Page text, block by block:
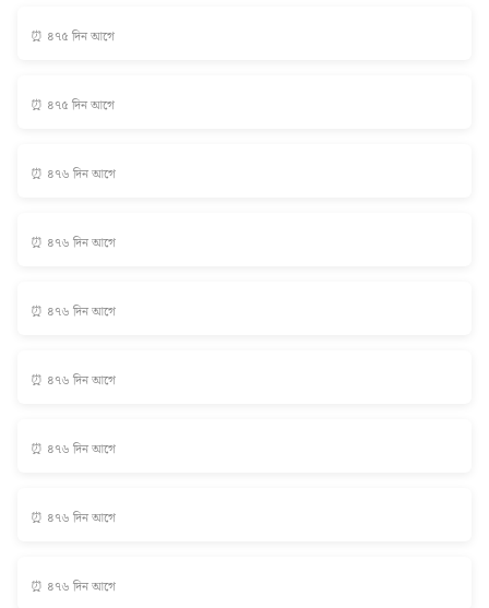
⏰ ৪৭৫ দিন আগে
⏰ ৪৭৫ দিন আগে
⏰ ৪৭৬ দিন আগে
⏰ ৪৭৬ দিন আগে
⏰ ৪৭৬ দিন আগে
⏰ ৪৭৬ দিন আগে
⏰ ৪৭৬ দিন আগে
⏰ ৪৭৬ দিন আগে
⏰ ৪৭৬ দিন আগে